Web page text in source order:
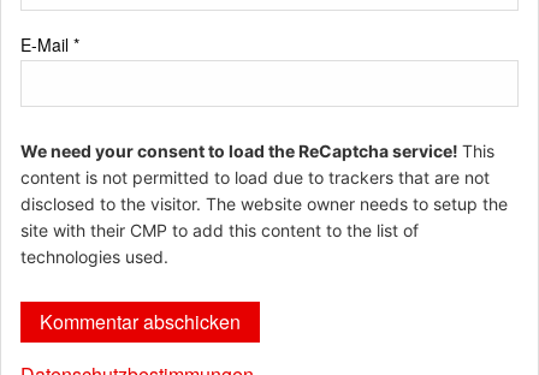
E-Mail *
We need your consent to load the ReCaptcha service! This
content is not permitted to load due to trackers that are not
disclosed to the visitor. The website owner needs to setup the
site with their CMP to add this content to the list of
technologies used.